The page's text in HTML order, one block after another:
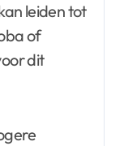
leiden tot
of
dit